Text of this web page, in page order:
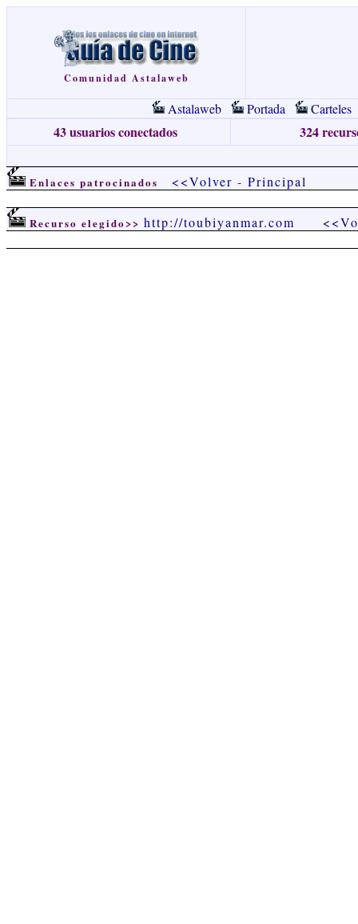
Comunidad Astalaweb
Astalaweb Portada Carteles
43 usuarios conectados 324
Enlaces patrocinados <<Volver - Principal
Recurso elegido>> http://toubiyanmar.com